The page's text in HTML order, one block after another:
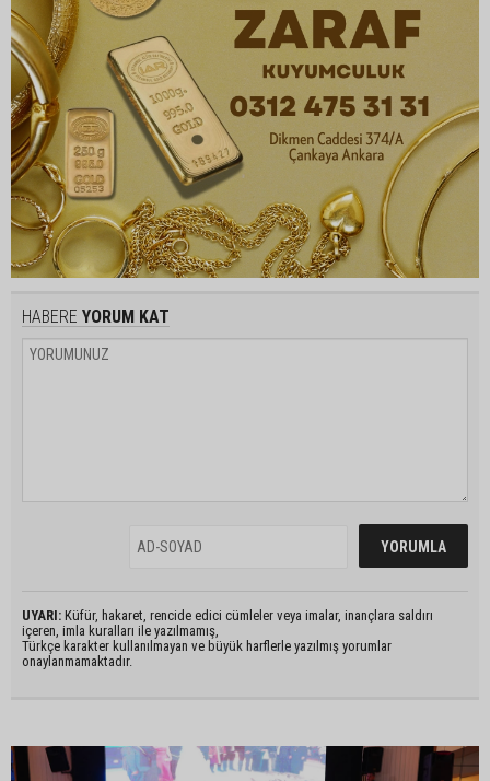
HABERE YORUM KAT
UYARI: Küfür, hakaret, rencide edici cümleler veya imalar, inançlara saldırı
içeren, imla kuralları ile yazılmamış,
Türkçe karakter kullanılmayan ve büyük harflerle yazılmış yorumlar
onaylanmamaktadır.